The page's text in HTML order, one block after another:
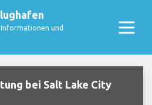
und
bei Salt Lake City